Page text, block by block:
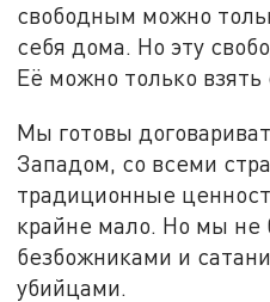
свободным можно
себя дома. Но эту
Её можно только взять
Мы готовы
Западом, со всеми
традиционные
крайне мало. Но мы не
безбожниками и
убийцами.